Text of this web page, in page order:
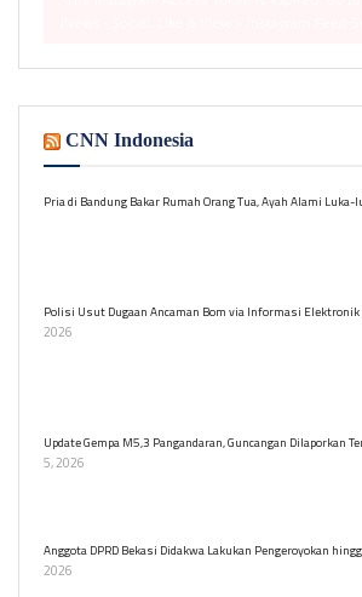
CNN Indonesia
Pria di Bandung Bakar Rumah Orang Tua, Ayah Alami Luka-
Polisi Usut Dugaan Ancaman Bom via Informasi Elektronik
2026
Update Gempa M5,3 Pangandaran, Guncangan Dilaporkan
5, 2026
Anggota DPRD Bekasi Didakwa Lakukan Pengeroyokan
2026